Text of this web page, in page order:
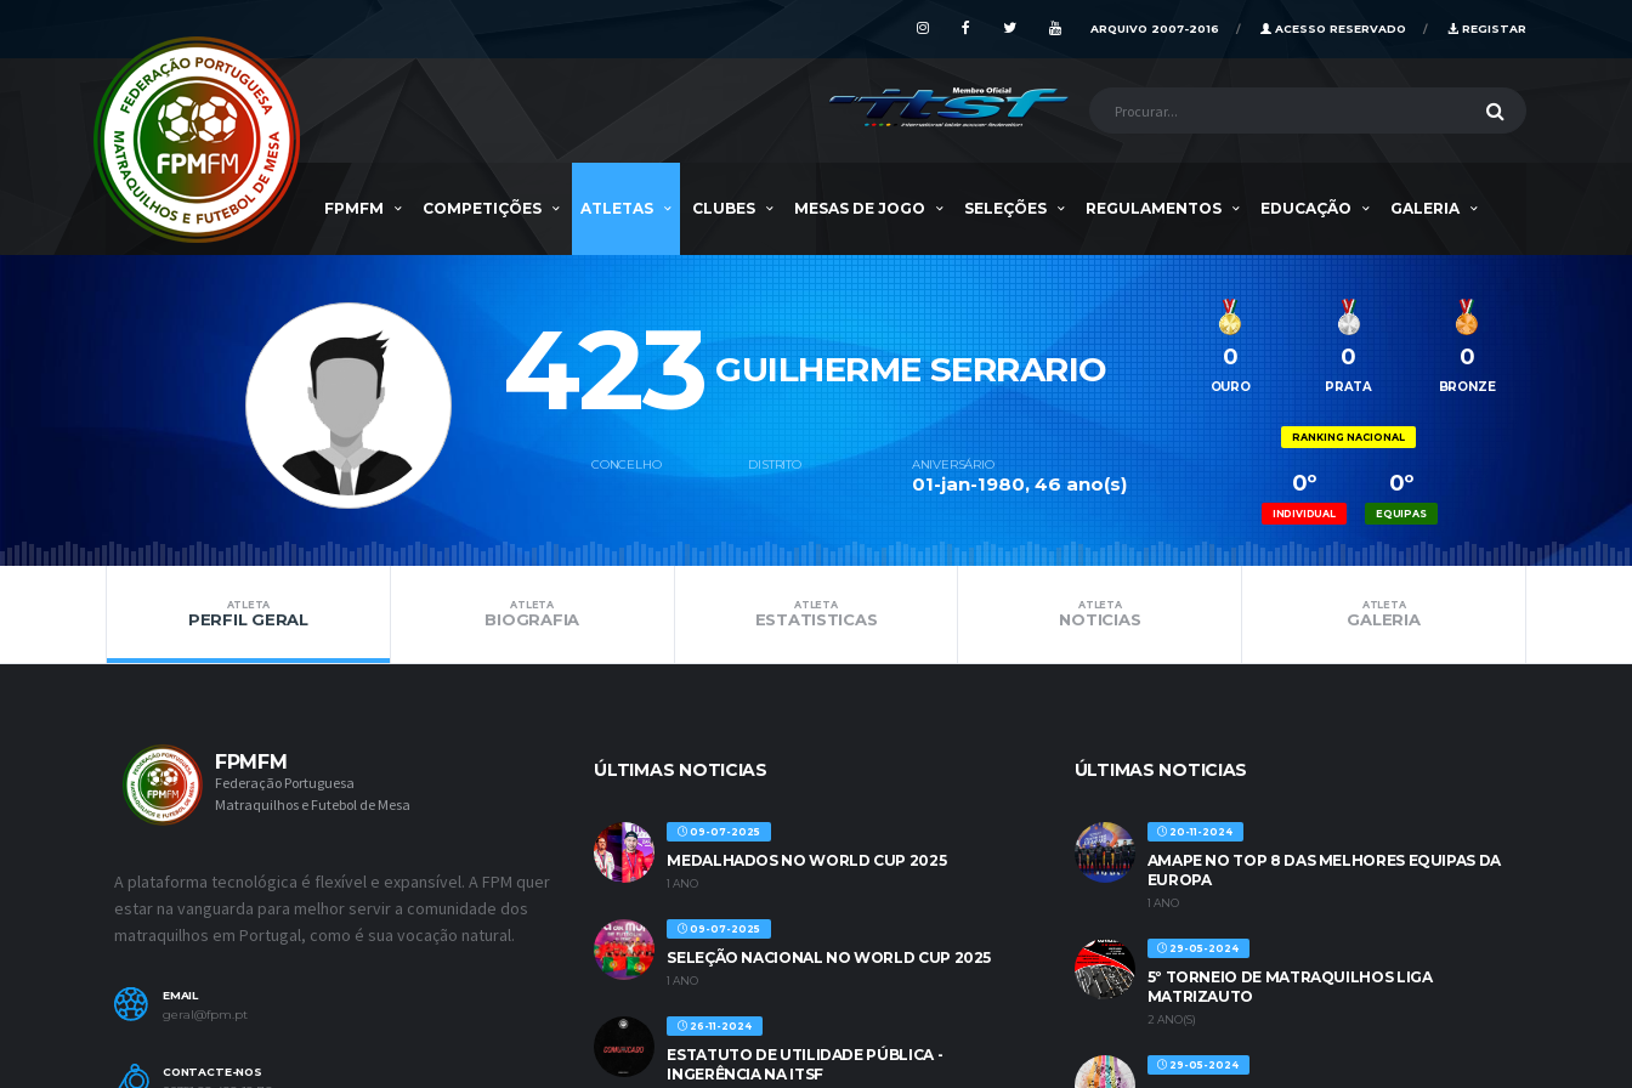
REGISTAR
ACESSO RESERVADO
ARQUIVO 2007-2016
FPMFM COMPETIÇÕES ATLETAS CLUBES MESAS DE JOGO SELEÇÕES REGULAMENTOS EDUCAÇÃO GALERIA
423 GUILHERME SERRARIO
CONCELHO DISTRITO ANIVERSÁRIO
01-jan-1980, 46 ano(s)
0
OURO
0
PRATA
0
BRONZE
RANKING NACIONAL
0º
EQUIPAS
0º
INDIVIDUAL
ATLETA
PERFIL GERAL
ATLETA
BIOGRAFIA
ATLETA
ESTATISTICAS
ATLETA
NOTICIAS
ATLETA
GALERIA
FPMFM
Federação Portuguesa
Matraquilhos e Futebol de Mesa
A plataforma tecnológica é flexível e expansível. A FPM quer
estar na vanguarda para melhor servir a comunidade dos
matraquilhos em Portugal, como é sua vocação natural.
EMAIL
geral@fpm.pt
CONTACTE-NOS
ÚLTIMAS NOTICIAS
09-07-2025
MEDALHADOS NO WORLD CUP 2025
1 ANO
09-07-2025
SELEÇÃO NACIONAL NO WORLD CUP 2025
1 ANO
26-11-2024
ESTATUTO DE UTILIDADE PÚBLICA -
INGERÊNCIA NA ITSF
ÚLTIMAS NOTICIAS
20-11-2024
AMAPE NO TOP 8 DAS MELHORES EQUIPAS DA
EUROPA
1 ANO
29-05-2024
5º TORNEIO DE MATRAQUILHOS LIGA
MATRIZAUTO
2 ANO(S)
29-05-2024